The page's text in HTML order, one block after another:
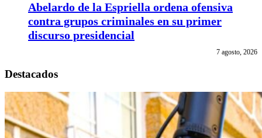
Abelardo de la Espriella ordena ofensiva
contra grupos criminales en su primer
discurso presidencial
7 agosto, 2026
Destacados